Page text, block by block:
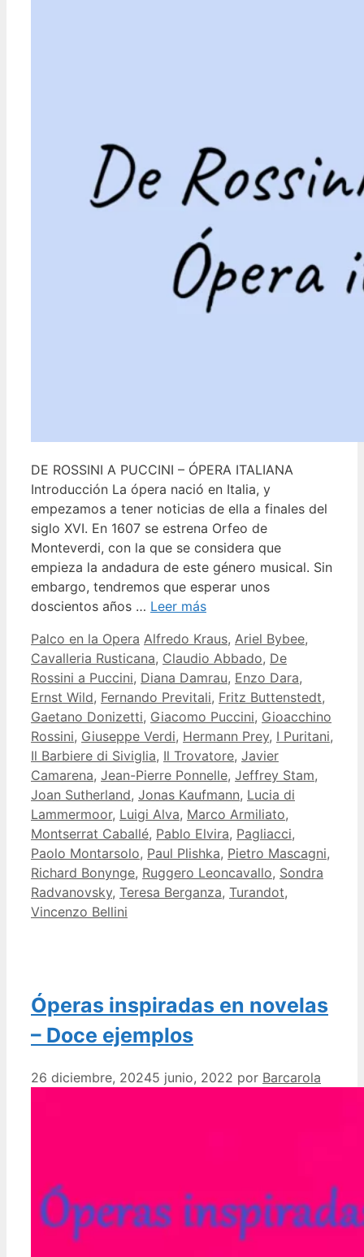
DE ROSSINI A PUCCINI – ÓPERA ITALIANA
Introducción La ópera nació en Italia, y
empezamos a tener noticias de ella a finales del
siglo XVI. En 1607 se estrena Orfeo de
Monteverdi, con la que se considera que
empieza la andadura de este género musical. Sin
embargo, tendremos que esperar unos
doscientos años … Leer más
Categorías
Palco en la Opera Etiquetas
Alfredo Kraus, Ariel Bybee,
Cavalleria Rusticana, Claudio Abbado, De
Rossini a Puccini, Diana Damrau, Enzo Dara,
Ernst Wild, Fernando Previtali, Fritz Buttenstedt,
Gaetano Donizetti, Giacomo Puccini, Gioacchino
Rossini, Giuseppe Verdi, Hermann Prey, I Puritani,
Il Barbiere di Siviglia, Il Trovatore, Javier
Camarena, Jean-Pierre Ponnelle, Jeffrey Stam,
Joan Sutherland, Jonas Kaufmann, Lucia di
Lammermoor, Luigi Alva, Marco Armiliato,
Montserrat Caballé, Pablo Elvira, Pagliacci,
Paolo Montarsolo, Paul Plishka, Pietro Mascagni,
Richard Bonynge, Ruggero Leoncavallo, Sondra
Radvanovsky, Teresa Berganza, Turandot,
Vincenzo Bellini
Óperas inspiradas en novelas
– Doce ejemplos
26 diciembre, 20245 junio, 2022 por Barcarola